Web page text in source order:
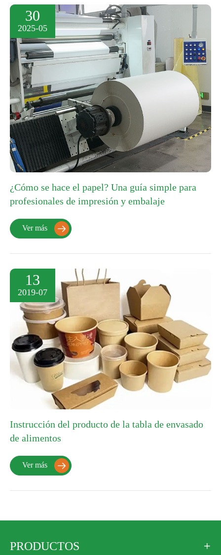
30
2025-05
¿Cómo se hace el papel? Una guía simple para
profesionales de impresión y embalaje
Ver más 
13
2019-07
Instrucción del producto de la tabla de envasado
de alimentos
Ver más 
PRODUCTOS 